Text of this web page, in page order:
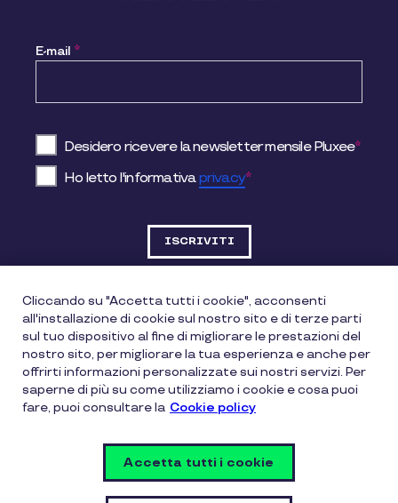
E-mail *
Desidero ricevere la newsletter mensile Pluxee*
Ho letto l'informativaprivacy*
DATI SOCIETARI
Pluxee Italia Srl
Via Gallarate, 200 – 20151 Milano (MI)
Cliccando su "Accetta tutti i cookie", acconsenti
all'installazione di cookie sul nostro sito e di terze parti
sul tuo dispositivo al fine di migliorare le prestazioni del
nostro sito, per migliorare la tua esperienza e anche per
offrirti informazioni personalizzate sui nostri servizi. Per
saperne di più su come utilizziamo i cookie e cosa puoi
fare, puoi consultare la Cookie policy
Accetta tutti i cookie